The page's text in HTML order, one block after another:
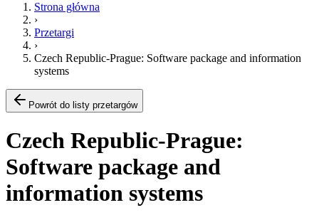
Strona główna
›
Przetargi
›
Czech Republic-Prague: Software package and information
systems
Powrót do listy przetargów
Czech Republic-Prague:
Software package and
information systems